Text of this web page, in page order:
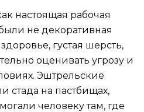
настоящая рабочая
не декоративная
густая шерсть,
оценивать угрозу и
Эштрельские
стада на пастбищах,
человеку там, где